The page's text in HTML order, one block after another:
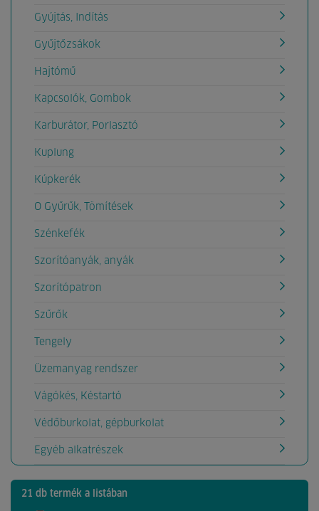
Gyújtás, Indítás
Gyűjtőzsákok
Hajtómű
Kapcsolók, Gombok
Karburátor, Porlasztó
Kuplung
Kúpkerék
O Gyűrűk, Tömítések
Szénkefék
Szorítóanyák, anyák
Szorítópatron
Szűrők
Tengely
Üzemanyag rendszer
Vágókés, Késtartó
Védőburkolat, gépburkolat
Egyéb alkatrészek
21 db termék a listában